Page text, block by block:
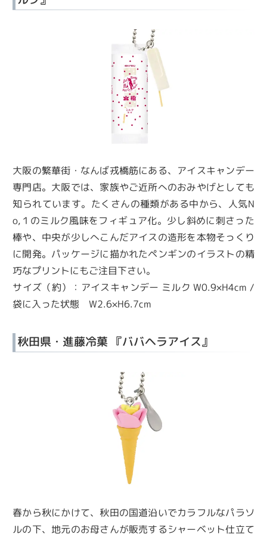
大阪の繁華街・なんば戎橋筋にある、アイスキャンデー
専門店。大阪では、家族やご近所へのおみやげとしても
知られています。たくさんの種類がある中から、人気N
o,１のミルク風味をフィギュア化。少し斜めに刺さった
棒や、中央が少しへこんだアイスの造形を本物そっくり
に開発。パッケージに描かれたペンギンのイラストの精
巧なプリントにもご注目下さい。
サイズ（約）：アイスキャンデー ミルク W0.9×H4cm /
袋に入った状態 W2.6×H6.7cm
秋田県・進藤冷菓 『ババヘラアイス』
春から秋にかけて、秋田の国道沿いでカラフルなパラソ
ルの下、地元のお母さんが販売するシャーベット仕立て